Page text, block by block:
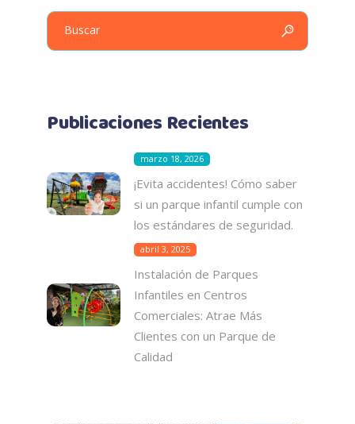
Search
for:
Publicaciones Recientes
marzo 18, 2026
¡Evita accidentes! Cómo saber
si un parque infantil cumple con
los estándares de seguridad.
abril 3, 2025
Instalación de Parques
Infantiles en Centros
Comerciales: Atrae Más
Clientes con un Parque de
Calidad